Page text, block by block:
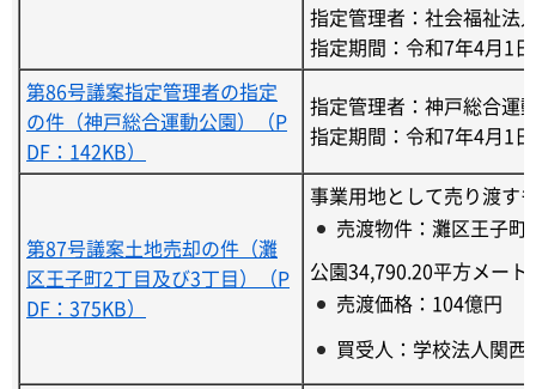
指定管理者：社会福祉法
指定期間：令和7年4月1
第86号議案指定管理者の指定
の件（神戸総合運動公園）（P
DF：142KB）
指定管理者：神戸総合運
指定期間：令和7年4月1
第87号議案土地売却の件（灘
区王子町2丁目及び3丁目）（P
DF：375KB）
事業用地として売り渡す
売渡物件：灘区王子
公園34,790.20平方メート
売渡価格：104億円
買受人：学校法人関西